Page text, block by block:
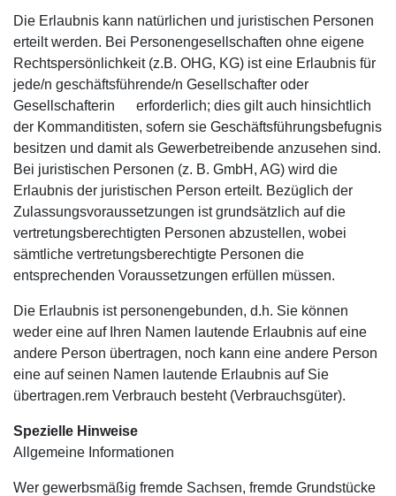
Die Erlaubnis kann natürlichen und juristischen Personen
erteilt werden. Bei Personengesellschaften ohne eigene
Rechtspersönlichkeit (z.B. OHG, KG) ist eine Erlaubnis für
jede/n geschäftsführende/n Gesellschafter oder
Gesellschafterin erforderlich; dies gilt auch hinsichtlich
der Kommanditisten, sofern sie Geschäftsführungsbefugnis
besitzen und damit als Gewerbetreibende anzusehen sind.
Bei juristischen Personen (z. B. GmbH, AG) wird die
Erlaubnis der juristischen Person erteilt. Bezüglich der
Zulassungsvoraussetzungen ist grundsätzlich auf die
vertretungsberechtigten Personen abzustellen, wobei
sämtliche vertretungsberechtigte Personen die
entsprechenden Voraussetzungen erfüllen müssen.
Die Erlaubnis ist personengebunden, d.h. Sie können
weder eine auf Ihren Namen lautende Erlaubnis auf eine
andere Person übertragen, noch kann eine andere Person
eine auf seinen Namen lautende Erlaubnis auf Sie
übertragen.rem Verbrauch besteht (Verbrauchsgüter).
Spezielle Hinweise
Allgemeine Informationen
Wer gewerbsmäßig fremde Sachsen, fremde Grundstücke